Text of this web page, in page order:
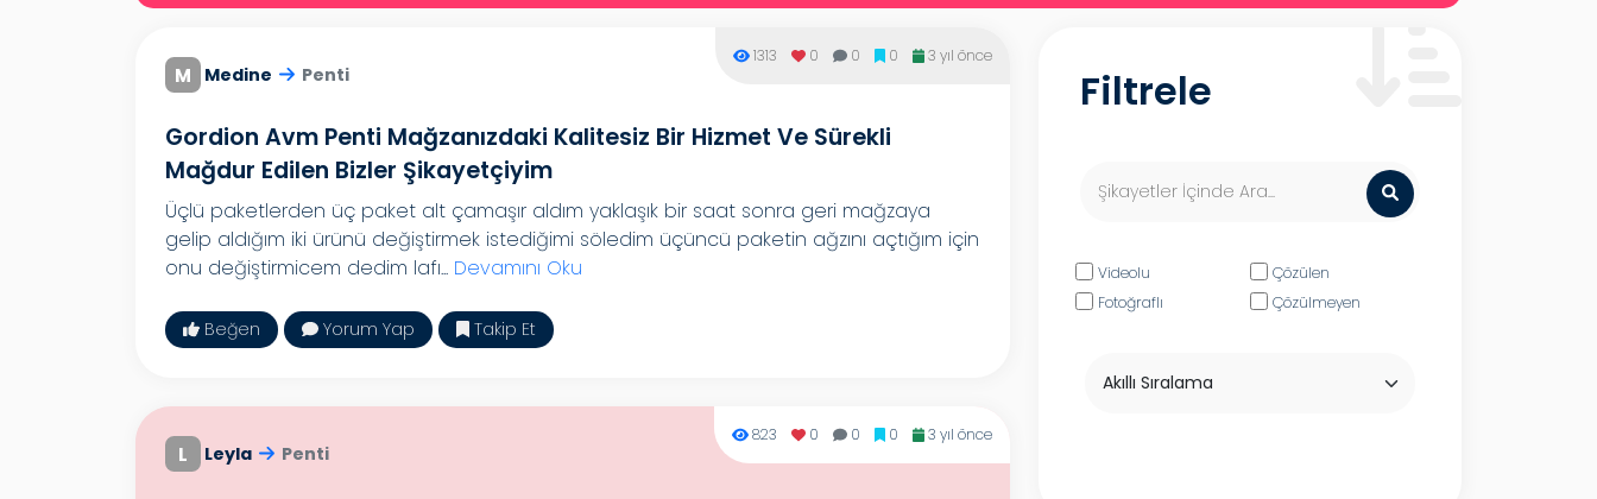
M Medine Penti
Gordion Avm Penti Mağzanızdaki Kalitesiz Bir Hizmet Ve Sürekli
Mağdur Edilen Bizler Şikayetçiyim
1313 0 0 0 3 yıl önce
Üçlü paketlerden üç paket alt çamaşır aldım yaklaşık bir saat sonra geri mağzaya
gelip aldığım iki ürünü değiştirmek istediğimi söledim üçüncü paketin ağzını açtığım için
onu değiştirmicem dedim lafı... Devamını Oku
Beğen Yorum Yap Takip Et
L Leyla Penti
823 0 0 0 3 yıl önce
Filtrele
Videolu
Çözülen
Fotoğraflı
Çözülmeyen